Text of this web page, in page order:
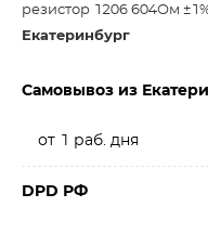
резистор 1206 604Ом
Екатеринбург
Самовывоз из
от 1 раб. дня
DPD РФ